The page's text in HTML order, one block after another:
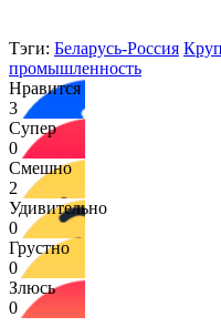
Тэги: Беларусь-Россия
промышленность
Нравится
3
Супер
0
Смешно
2
Удивительно
0
Грустно
0
Злюсь
0